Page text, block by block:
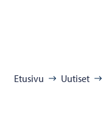
Etusivu Uutiset